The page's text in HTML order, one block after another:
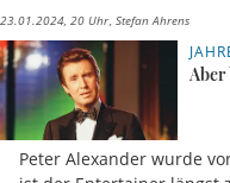
23.01.2024, 20 Uhr Stefan Ahrens
Peter Alexander wurde